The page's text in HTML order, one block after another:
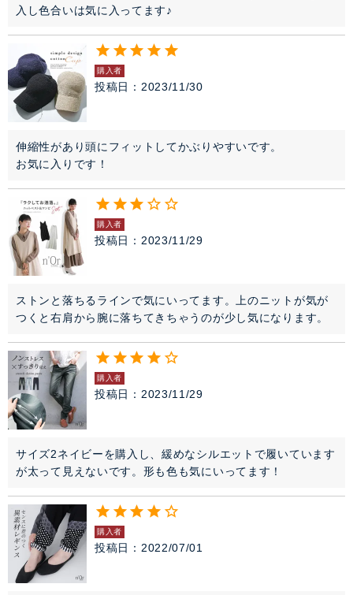
入し色合いは気に入ってます♪
購入者
投稿日 2023/11/30
伸縮性があり頭にフィットしてかぶりやすいです。
お気に入りです！
購入者
投稿日 2023/11/29
ストンと落ちるラインで気にいってます。上のニットが気が
つくと右肩から腕に落ちてきちゃうのが少し気になります。
購入者
投稿日 2023/11/29
サイズ2ネイビーを購入し、緩めなシルエットで履いています
が太って見えないです。形も色も気にいってます！
購入者
投稿日 2022/07/01